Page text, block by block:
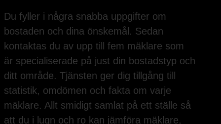
Du fyller i några snabba uppgifter om
bostaden och dina önskemål. Sedan
kontaktas du av upp till fem mäklare som
är specialiserade på just din bostadstyp och
ditt område. Tjänsten ger dig tillgång till
statistik, omdömen och fakta om varje
mäklare. Allt smidigt samlat på ett ställe så
att du i lugn och ro kan jämföra mäklare,